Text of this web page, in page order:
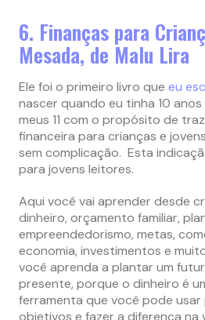
6. Finanças para
Mesada, de Malu Lira
Ele foi o primeiro livro que eu
nascer quando eu tinha 10
meus 11 com o propósito de
financeira para crianças e
sem complicação. Esta
para jovens leitores.
Aqui você vai aprender desde
dinheiro, orçamento familiar,
empreendedorismo, metas,
economia, investimentos e
você aprenda a plantar um
presente, porque o dinheiro é
ferramenta que você pode usar
objetivos e fazer a diferença na